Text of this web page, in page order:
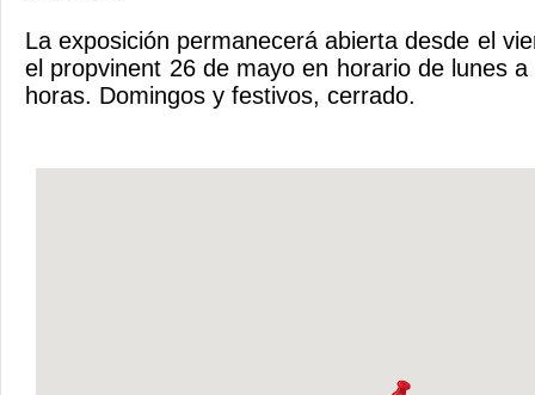
La exposición permanecerá abierta desde el
el propvinent 26 de mayo en horario de lunes
horas. Domingos y festivos, cerrado.